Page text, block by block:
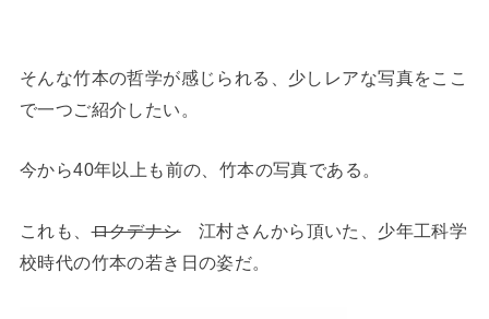
そんな竹本の哲学が感じられる、少しレアな写真をここ
で一つご紹介したい。
今から40年以上も前の、竹本の写真である。
これも、ロクデナシ江村さんから頂いた、少年工科学
校時代の竹本の若き日の姿だ。